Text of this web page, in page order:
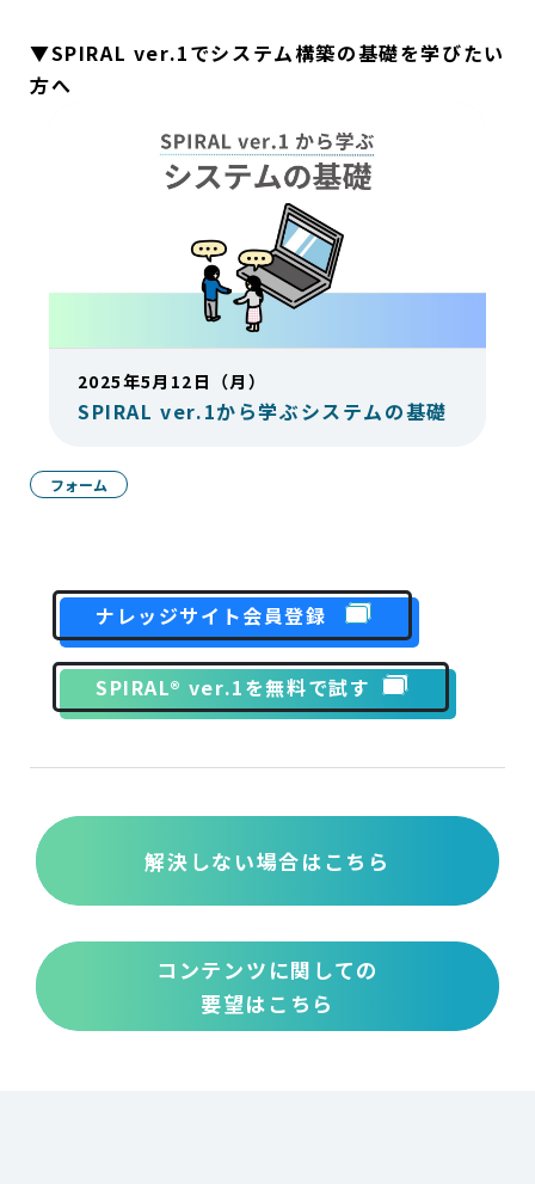
▼SPIRAL ver.1でシステム構築の基礎を学びたい
方へ
2025年5月12日（月）
SPIRAL ver.1から学ぶシステムの基礎
フォーム
ナレッジサイト会員登録
SPIRAL® ver.1を無料で試す
解決しない場合はこちら
コンテンツに関しての
要望はこちら